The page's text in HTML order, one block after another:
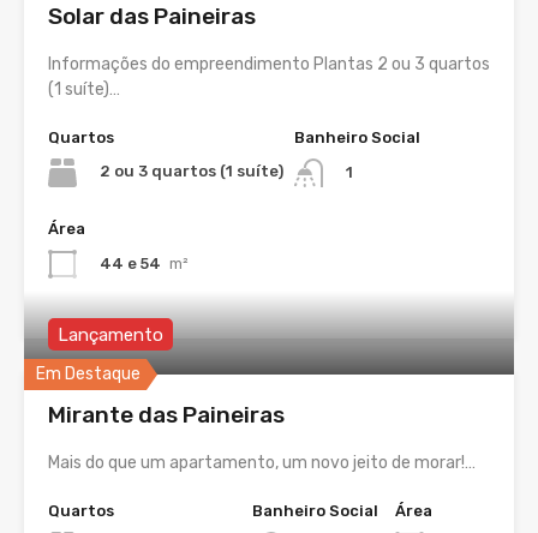
Solar das Paineiras
Informações do empreendimento Plantas 2 ou 3 quartos
(1 suíte)…
Quartos
2 ou 3 quartos (1 suíte)
Banheiro Social
1
Área
44 e 54 m²
Em Destaque
Lançamento
Mirante das Paineiras
Mais do que um apartamento, um novo jeito de morar!…
Quartos
Banheiro Social
Área